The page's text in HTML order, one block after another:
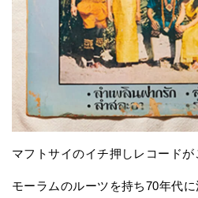
マフトサイのイチ押しレコードが
モーラムのルーツを持ち70年代